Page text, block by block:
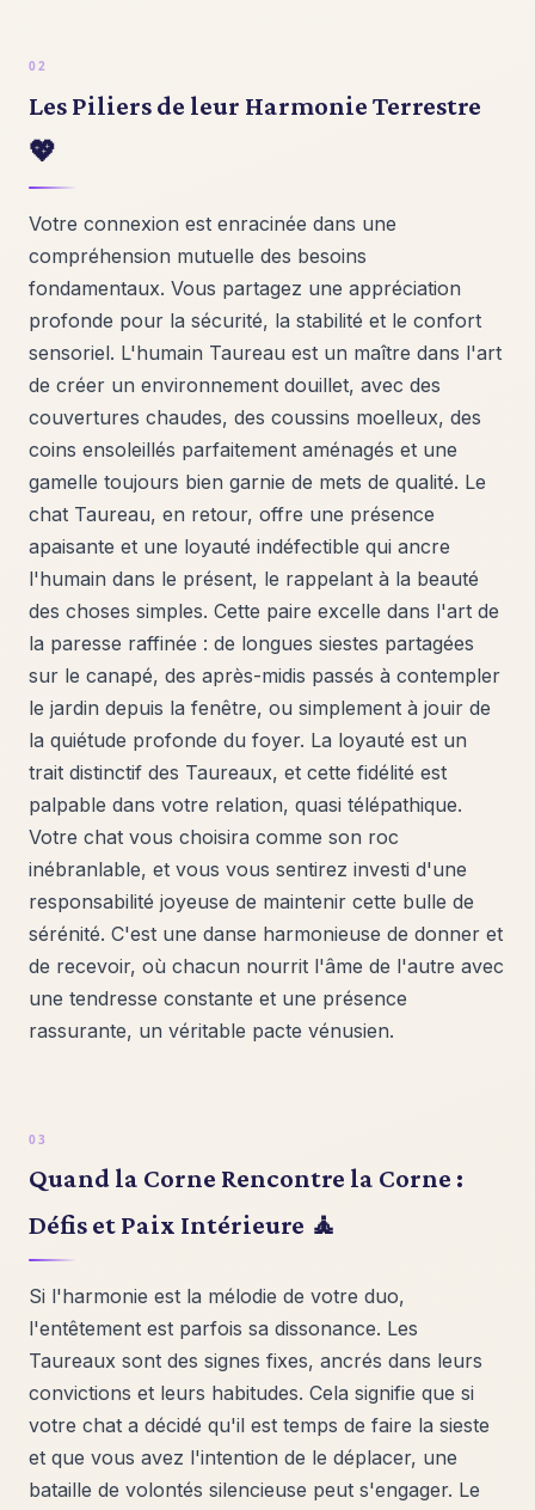
Les Piliers de leur Harmonie Terrestre
💖
Votre connexion est enracinée dans une
compréhension mutuelle des besoins
fondamentaux. Vous partagez une appréciation
profonde pour la sécurité, la stabilité et le confort
sensoriel. L'humain Taureau est un maître dans l'art
de créer un environnement douillet, avec des
couvertures chaudes, des coussins moelleux, des
coins ensoleillés parfaitement aménagés et une
gamelle toujours bien garnie de mets de qualité. Le
chat Taureau, en retour, offre une présence
apaisante et une loyauté indéfectible qui ancre
l'humain dans le présent, le rappelant à la beauté
des choses simples. Cette paire excelle dans l'art de
la paresse raffinée : de longues siestes partagées
sur le canapé, des après-midis passés à contempler
le jardin depuis la fenêtre, ou simplement à jouir de
la quiétude profonde du foyer. La loyauté est un
trait distinctif des Taureaux, et cette fidélité est
palpable dans votre relation, quasi télépathique.
Votre chat vous choisira comme son roc
inébranlable, et vous vous sentirez investi d'une
responsabilité joyeuse de maintenir cette bulle de
sérénité. C'est une danse harmonieuse de donner et
de recevoir, où chacun nourrit l'âme de l'autre avec
une tendresse constante et une présence
rassurante, un véritable pacte vénusien.
Quand la Corne Rencontre la Corne :
Défis et Paix Intérieure 🧘
Si l'harmonie est la mélodie de votre duo,
l'entêtement est parfois sa dissonance. Les
Taureaux sont des signes fixes, ancrés dans leurs
convictions et leurs habitudes. Cela signifie que si
votre chat a décidé qu'il est temps de faire la sieste
et que vous avez l'intention de le déplacer, une
bataille de volontés silencieuse peut s'engager. Le